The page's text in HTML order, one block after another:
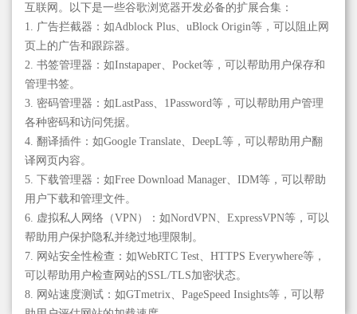
互联网。以下是一些谷歌浏览器开发必备的扩展合集：
1. 广告拦截器：如Adblock Plus、uBlock Origin等，可以阻止网
页上的广告和跟踪器。
2. 书签管理器：如Instapaper、Pocket等，可以帮助用户保存和
管理书签。
3. 密码管理器：如LastPass、1Password等，可以帮助用户管理
各种密码和访问凭据。
4. 翻译插件：如Google Translate、DeepL等，可以帮助用户翻
译网页内容。
5. 下载管理器：如Free Download Manager、IDM等，可以帮助
用户下载和管理文件。
6. 虚拟私人网络（VPN）：如NordVPN、ExpressVPN等，可以
帮助用户保护隐私并绕过地理限制。
7. 网站安全性检查：如WebRTC Test、HTTPS Everywhere等，
可以帮助用户检查网站的SSL/TLS加密状态。
8. 网站速度测试：如GTmetrix、PageSpeed Insights等，可以帮